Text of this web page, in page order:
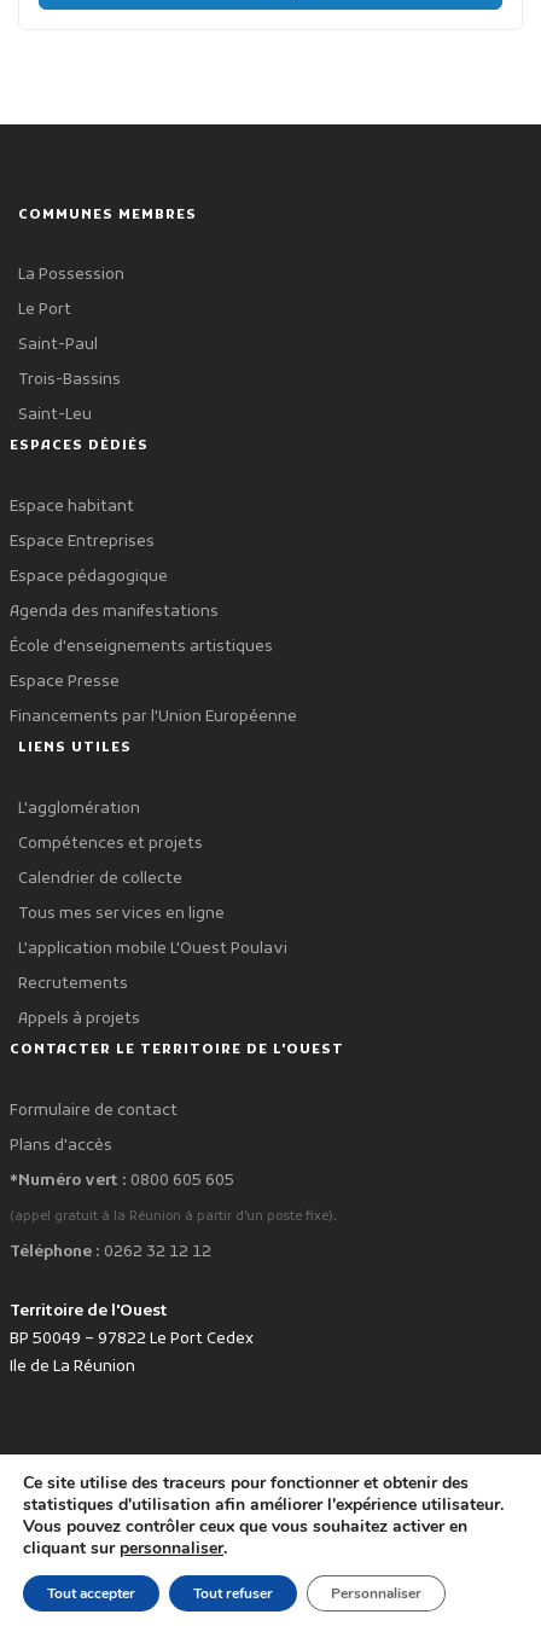
COMMUNES MEMBRES
La Possession
Le Port
Saint-Paul
Trois-Bassins
Saint-Leu
ESPACES DÉDIÉS
Espace habitant
Espace Entreprises
Espace pédagogique
Agenda des manifestations
École d'enseignements artistiques
Espace Presse
Financements par l'Union Européenne
LIENS UTILES
L'agglomération
Compétences et projets
Calendrier de collecte
Tous mes services en ligne
L'application mobile L'Ouest Poulavi
Recrutements
Appels à projets
CONTACTER LE TERRITOIRE DE L'OUEST
Formulaire de contact
Plans d'accès
*Numéro vert : 0800 605 605
(appel gratuit à la Réunion à partir d'un poste fixe).
Téléphone : 0262 32 12 12
Territoire de l'Ouest
BP 50049 – 97822 Le Port Cedex
Ile de La Réunion
Développé avec favoritepar le Territoire de l'Ouest © www.tco.re -2026.
Politique de protection des données personnelles
Mentions légales
Accessibilité : non conforme
Ce site utilise des traceurs pour fonctionner et obtenir des
statistiques d'utilisation afin améliorer l'expérience utilisateur.
Vous pouvez contrôler ceux que vous souhaitez activer en
cliquant sur personnaliser.
Tout accepter Tout refuser Personnaliser